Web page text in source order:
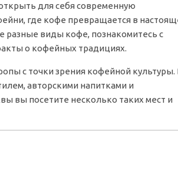
для себя современную
где кофе превращается в
разные виды кофе, познакомитесь с
о кофейных традициях.
с точки зрения кофейной культуры.
авторскими напитками и
вы посетите несколько таких мест и